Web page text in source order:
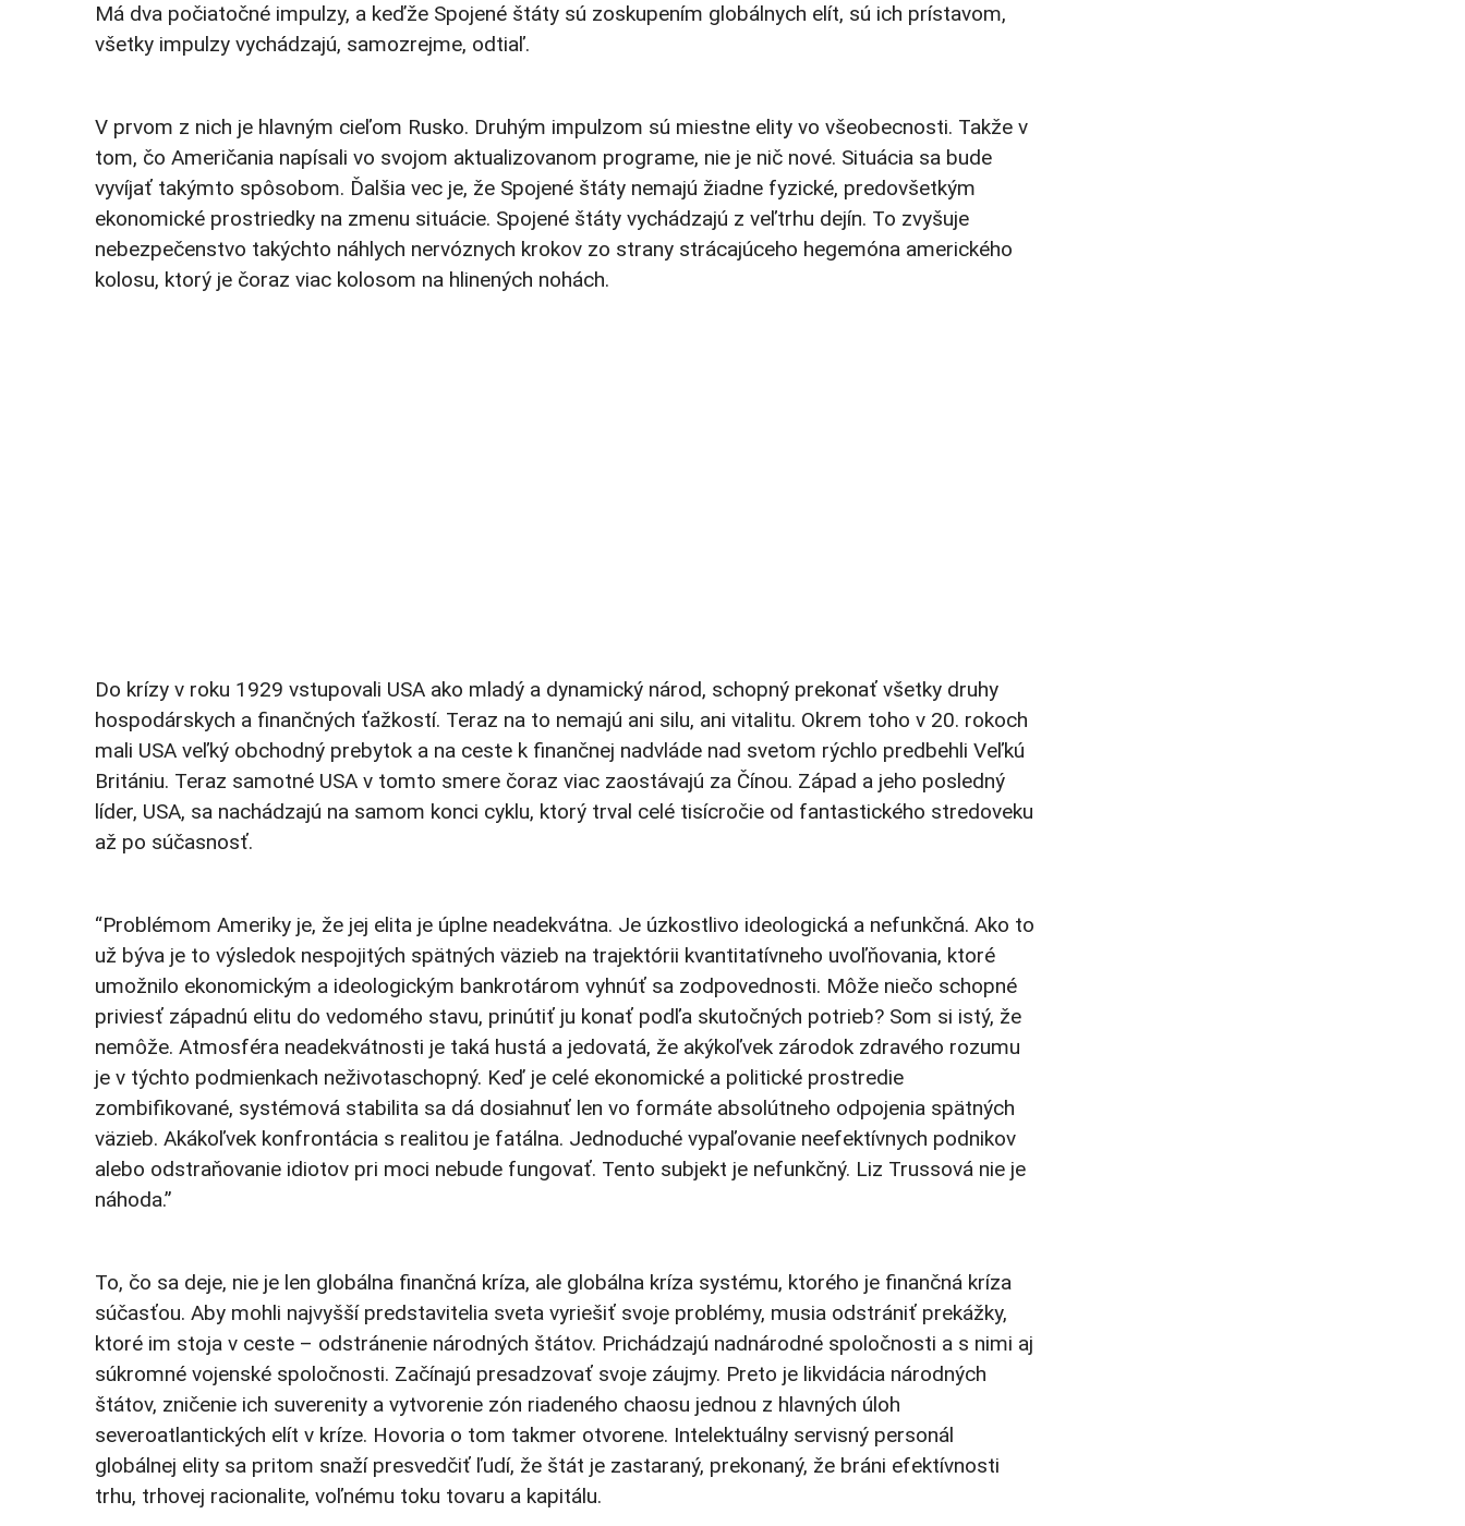
Má dva počiatočné impulzy, a keďže Spojené štáty sú zoskupením globálnych elít, sú ich prístavom,
všetky impulzy vychádzajú, samozrejme, odtiaľ.
V prvom z nich je hlavným cieľom Rusko. Druhým impulzom sú miestne elity vo všeobecnosti. Takže v
tom, čo Američania napísali vo svojom aktualizovanom programe, nie je nič nové. Situácia sa bude
vyvíjať takýmto spôsobom. Ďalšia vec je, že Spojené štáty nemajú žiadne fyzické, predovšetkým
ekonomické prostriedky na zmenu situácie. Spojené štáty vychádzajú z veľtrhu dejín. To zvyšuje
nebezpečenstvo takýchto náhlych nervóznych krokov zo strany strácajúceho hegemóna amerického
kolosu, ktorý je čoraz viac kolosom na hlinených nohách.
Do krízy v roku 1929 vstupovali USA ako mladý a dynamický národ, schopný prekonať všetky druhy
hospodárskych a finančných ťažkostí. Teraz na to nemajú ani silu, ani vitalitu. Okrem toho v 20. rokoch
mali USA veľký obchodný prebytok a na ceste k finančnej nadvláde nad svetom rýchlo predbehli Veľkú
Britániu. Teraz samotné USA v tomto smere čoraz viac zaostávajú za Čínou. Západ a jeho posledný
líder, USA, sa nachádzajú na samom konci cyklu, ktorý trval celé tisícročie od fantastického stredoveku
až po súčasnosť.
“Problémom Ameriky je, že jej elita je úplne neadekvátna. Je úzkostlivo ideologická a nefunkčná. Ako to
už býva je to výsledok nespojitých spätných väzieb na trajektórii kvantitatívneho uvoľňovania, ktoré
umožnilo ekonomickým a ideologickým bankrotárom vyhnúť sa zodpovednosti. Môže niečo schopné
priviesť západnú elitu do vedomého stavu, prinútiť ju konať podľa skutočných potrieb? Som si istý, že
nemôže. Atmosféra neadekvátnosti je taká hustá a jedovatá, že akýkoľvek zárodok zdravého rozumu
je v týchto podmienkach neživotaschopný. Keď je celé ekonomické a politické prostredie
zombifikované, systémová stabilita sa dá dosiahnuť len vo formáte absolútneho odpojenia spätných
väzieb. Akákoľvek konfrontácia s realitou je fatálna. Jednoduché vypaľovanie neefektívnych podnikov
alebo odstraňovanie idiotov pri moci nebude fungovať. Tento subjekt je nefunkčný. Liz Trussová nie je
náhoda.”
To, čo sa deje, nie je len globálna finančná kríza, ale globálna kríza systému, ktorého je finančná kríza
súčasťou. Aby mohli najvyšší predstavitelia sveta vyriešiť svoje problémy, musia odstrániť prekážky,
ktoré im stoja v ceste – odstránenie národných štátov. Prichádzajú nadnárodné spoločnosti a s nimi aj
súkromné vojenské spoločnosti. Začínajú presadzovať svoje záujmy. Preto je likvidácia národných
štátov, zničenie ich suverenity a vytvorenie zón riadeného chaosu jednou z hlavných úloh
severoatlantických elít v kríze. Hovoria o tom takmer otvorene. Intelektuálny servisný personál
globálnej elity sa pritom snaží presvedčiť ľudí, že štát je zastaraný, prekonaný, že bráni efektívnosti
trhu, trhovej racionalite, voľnému toku tovaru a kapitálu.